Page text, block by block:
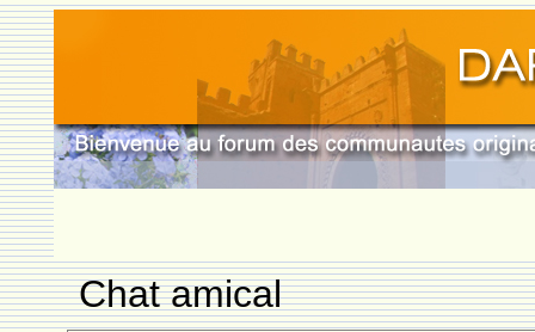
Chat amical